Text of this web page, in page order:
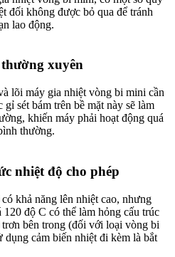
đối không được bỏ qua để tránh
lao động.
xuyên
lõi máy gia nhiệt vòng bi mini cần
sét bám trên bề mặt này sẽ làm
khiến máy phải hoạt động quá
thường.
nhiệt độ cho phép
khả năng lên nhiệt cao, nhưng
độ C có thể làm hỏng cấu trúc
bên trong (đối với loại vòng bi
cảm biến nhiệt đi kèm là bắt